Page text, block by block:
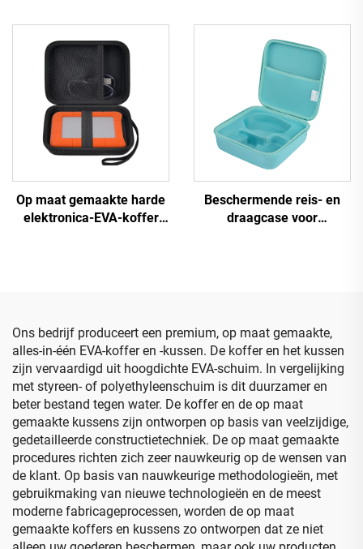
met harde schaal
beautyspeelgoedopbergdoos
koffer, koffer voor
beautyapparatuur met
rubberen LOGO
Op maat gemaakte harde
elektronica-EVA-koffer
Beschermende reis- en
draagcase voor
Ons bedrijf produceert een premium, op maat gemaakte,
alles-in-één EVA-koffer en -kussen. De koffer en het kussen
zijn vervaardigd uit hoogdichte EVA-schuim. In vergelijking
met styreen- of polyethyleenschuim is dit duurzamer en
beter bestand tegen water. De koffer en de op maat
gemaakte kussens zijn ontworpen op basis van veelzijdige,
gedetailleerde constructietechniek. De op maat gemaakte
procedures richten zich zeer nauwkeurig op de wensen van
de klant. Op basis van nauwkeurige methodologieën, met
gebruikmaking van nieuwe technologieën en de meest
moderne fabricageprocessen, worden de op maat
gemaakte koffers en kussens zo ontworpen dat ze niet